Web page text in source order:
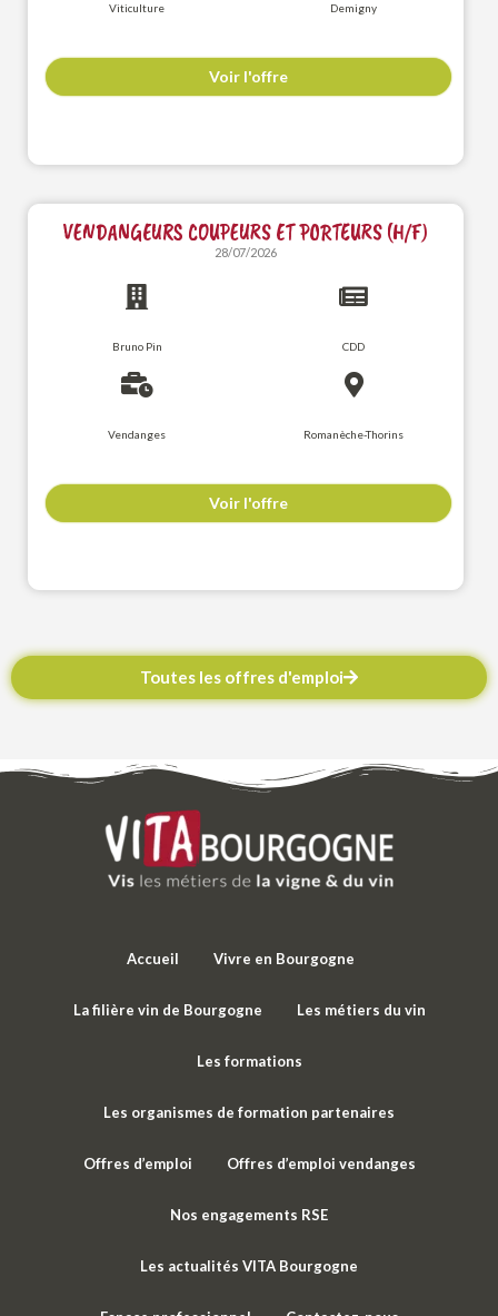
Viticulture Demigny
Voir l'offre
VENDANGEURS COUPEURS ET PORTEURS (H/F)
28/07/2026
Bruno Pin CDD
Vendanges Romanèche-Thorins
Voir l'offre
Toutes les offres d'emploi
Accueil Vivre en Bourgogne
La filière vin de Bourgogne Les métiers du vin
Les formations
Les organismes de formation partenaires
Offres d’emploi Offres d’emploi vendanges
Nos engagements RSE
Les actualités VITA Bourgogne